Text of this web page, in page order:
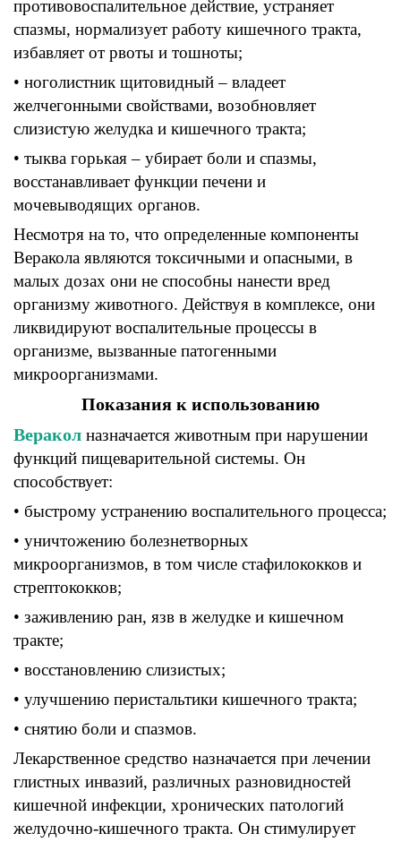
противовоспалительное действие, устраняет
спазмы, нормализует работу кишечного тракта,
избавляет от рвоты и тошноты;
• ноголистник щитовидный– владеет
желчегонными свойствами, возобновляет
слизистую желудка и кишечного тракта;
• тыква горькая– убирает боли и спазмы,
восстанавливает функции печени и
мочевыводящих органов.
Несмотря на то, что определенные компоненты
Веракола являются токсичными и опасными, в
малых дозах они не способны нанести вред
организму животного. Действуя в комплексе, они
ликвидируют воспалительные процессы в
организме, вызванные патогенными
микроорганизмами.
Показания к использованию
Веракол назначается животным при нарушении
функций пищеварительной системы. Он
способствует:
• быстрому устранению воспалительного процесса;
• уничтожению болезнетворных
микроорганизмов, в том числе стафилококков и
стрептококков;
• заживлению ран, язв в желудке и кишечном
тракте;
• восстановлению слизистых;
• улучшению перистальтики кишечного тракта;
• снятию боли и спазмов.
Лекарственное средство назначается при лечении
глистных инвазий, различных разновидностей
кишечной инфекции, хронических патологий
желудочно-кишечного тракта. Он стимулирует